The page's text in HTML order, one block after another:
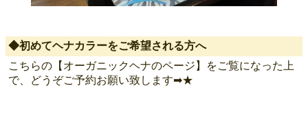
◆初めてヘナカラーをご希望される方へ
こちらの【オーガニックヘナのページ】をご覧になった上
で、どうぞご予約お願い致します➡︎★